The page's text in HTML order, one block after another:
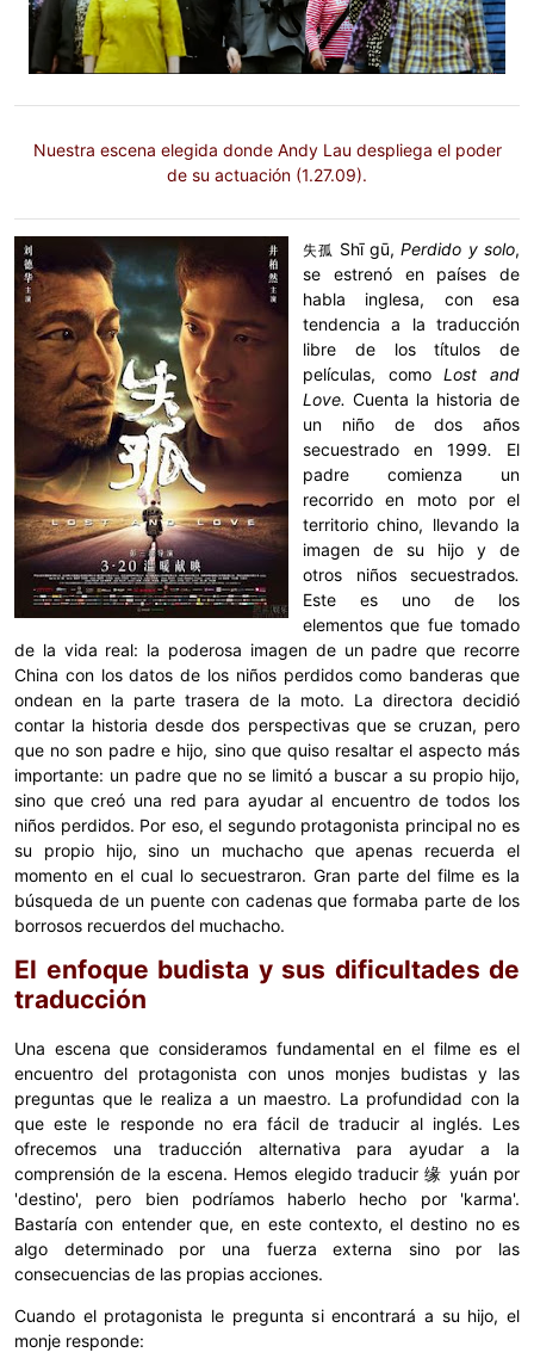
Nuestra escena elegida donde Andy Lau despliega el poder
de su actuación (1.27.09).
失孤 Shī gū,Perdido y solo,
se estrenó en países de
habla inglesa, con esa
tendencia a la traducción
libre de los títulos de
películas, comoLost and
Love. Cuenta la historia de
un niño de dos años
secuestrado en 1999. El
padre comienza un
recorrido en moto por el
territorio chino, llevando la
imagen de su hijo y de
otros niños secuestrados.
Este es uno de los
elementos que fue tomado
de la vida real: la poderosa imagen de un padre que recorre
China con los datos de los niños perdidos como banderas que
ondean en la parte trasera de la moto. La directora decidió
contar la historia desde dos perspectivas que se cruzan, pero
que no son padre e hijo, sino que quiso resaltar el aspecto más
importante: un padre que no se limitó a buscar a su propio hijo,
sino que creó una red para ayudar al encuentro de todos los
niños perdidos. Por eso, el segundo protagonista principal no es
su propio hijo, sino un muchacho que apenas recuerda el
momento en el cual lo secuestraron. Gran parte del filme es la
búsqueda de un puente con cadenas que formaba parte de los
borrosos recuerdos del muchacho.
El enfoque budista y sus dificultades de
traducción
Una escena que consideramos fundamental en el filme es el
encuentro del protagonista con unos monjes budistas y las
preguntas que le realiza a un maestro. La profundidad con la
que este le responde no era fácil de traducir al inglés. Les
ofrecemos una traducción alternativa para ayudar a la
comprensión de la escena. Hemos elegido traducir 缘 yuán por
'destino', pero bien podríamos haberlo hecho por 'karma'.
Bastaría con entender que, en este contexto, el destino no es
algo determinado por una fuerza externa sino por las
consecuencias de las propias acciones.
Cuando el protagonista le pregunta si encontrará a su hijo, el
monje responde: